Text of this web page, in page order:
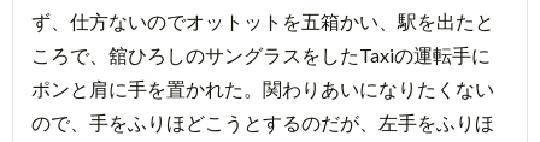
ず、仕方ないのでオットットを五箱かい、駅を出たと
ころで、舘ひろしのサングラスをしたTaxiの運転手に
ポンと肩に手を置かれた。関わりあいになりたくない
ので、手をふりほどこうとするのだが、左手をふりほ